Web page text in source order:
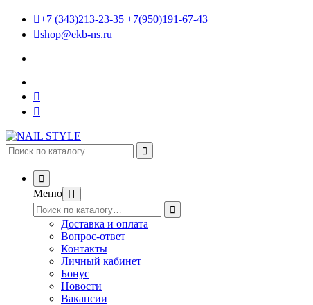
+7 (343)213-23-35 +7(950)191-67-43
shop@ekb-ns.ru
Меню
Доставка и оплата
Вопрос-ответ
Контакты
Личный кабинет
Бонус
Новости
Вакансии